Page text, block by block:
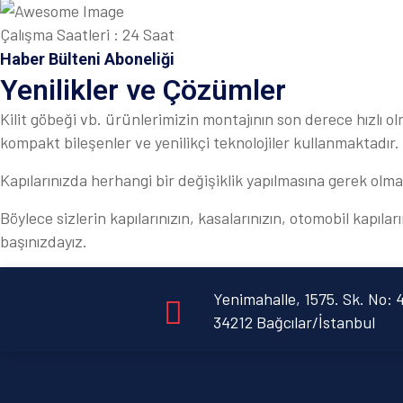
Çalışma Saatleri : 24 Saat
Haber Bülteni Aboneliği
Yenilikler ve Çözümler
Kilit göbeği vb. ürünlerimizin montajının son derece hızlı
kompakt bileşenler ve yenilikçi teknolojiler kullanmaktadır.
Kapılarınızda herhangi bir değişiklik yapılmasına gerek
Böylece sizlerin kapılarınızın, kasalarınızın, otomobil
başınızdayız.
Yenimahalle, 1575. Sk. No:
34212 Bağcılar/İstanbul